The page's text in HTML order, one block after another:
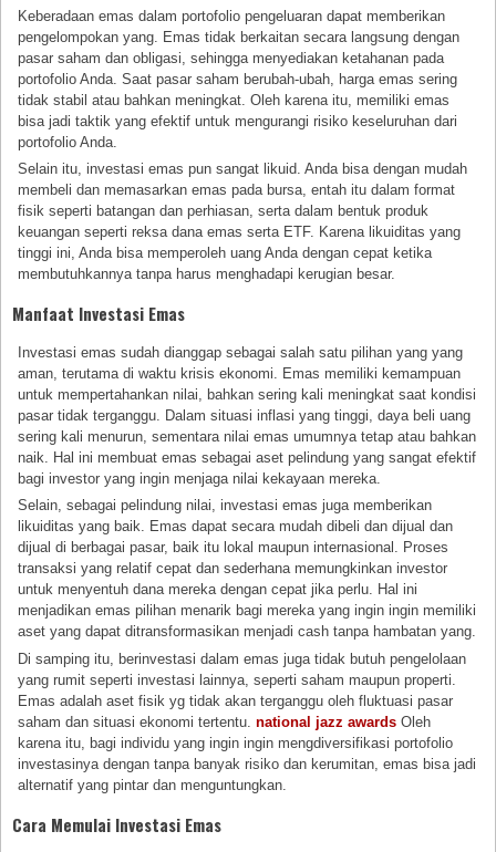
Keberadaan emas dalam portofolio pengeluaran dapat memberikan
pengelompokan yang. Emas tidak berkaitan secara langsung dengan
pasar saham dan obligasi, sehingga menyediakan ketahanan pada
portofolio Anda. Saat pasar saham berubah-ubah, harga emas sering
tidak stabil atau bahkan meningkat. Oleh karena itu, memiliki emas
bisa jadi taktik yang efektif untuk mengurangi risiko keseluruhan dari
portofolio Anda.
Selain itu, investasi emas pun sangat likuid. Anda bisa dengan mudah
membeli dan memasarkan emas pada bursa, entah itu dalam format
fisik seperti batangan dan perhiasan, serta dalam bentuk produk
keuangan seperti reksa dana emas serta ETF. Karena likuiditas yang
tinggi ini, Anda bisa memperoleh uang Anda dengan cepat ketika
membutuhkannya tanpa harus menghadapi kerugian besar.
Manfaat Investasi Emas
Investasi emas sudah dianggap sebagai salah satu pilihan yang yang
aman, terutama di waktu krisis ekonomi. Emas memiliki kemampuan
untuk mempertahankan nilai, bahkan sering kali meningkat saat kondisi
pasar tidak terganggu. Dalam situasi inflasi yang tinggi, daya beli uang
sering kali menurun, sementara nilai emas umumnya tetap atau bahkan
naik. Hal ini membuat emas sebagai aset pelindung yang sangat efektif
bagi investor yang ingin menjaga nilai kekayaan mereka.
Selain, sebagai pelindung nilai, investasi emas juga memberikan
likuiditas yang baik. Emas dapat secara mudah dibeli dan dijual dan
dijual di berbagai pasar, baik itu lokal maupun internasional. Proses
transaksi yang relatif cepat dan sederhana memungkinkan investor
untuk menyentuh dana mereka dengan cepat jika perlu. Hal ini
menjadikan emas pilihan menarik bagi mereka yang ingin ingin memiliki
aset yang dapat ditransformasikan menjadi cash tanpa hambatan yang.
Di samping itu, berinvestasi dalam emas juga tidak butuh pengelolaan
yang rumit seperti investasi lainnya, seperti saham maupun properti.
Emas adalah aset fisik yg tidak akan terganggu oleh fluktuasi pasar
saham dan situasi ekonomi tertentu.national jazz awards Oleh
karena itu, bagi individu yang ingin ingin mengdiversifikasi portofolio
investasinya dengan tanpa banyak risiko dan kerumitan, emas bisa jadi
alternatif yang pintar dan menguntungkan.
Cara Memulai Investasi Emas